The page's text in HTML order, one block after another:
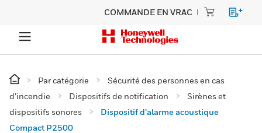
COMMANDE EN VRAC
Par catégorie
Sécurité des personnes en cas
d’incendie
Dispositifs de notification
Sirènes et
dispositifs sonores
Dispositif d’alarme acoustique
Compact P2500